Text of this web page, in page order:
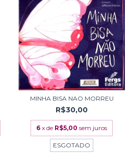
MINHA BISA NAO MORREU
R$30,00
6 x de R$5,00 sem juros
ESGOTADO